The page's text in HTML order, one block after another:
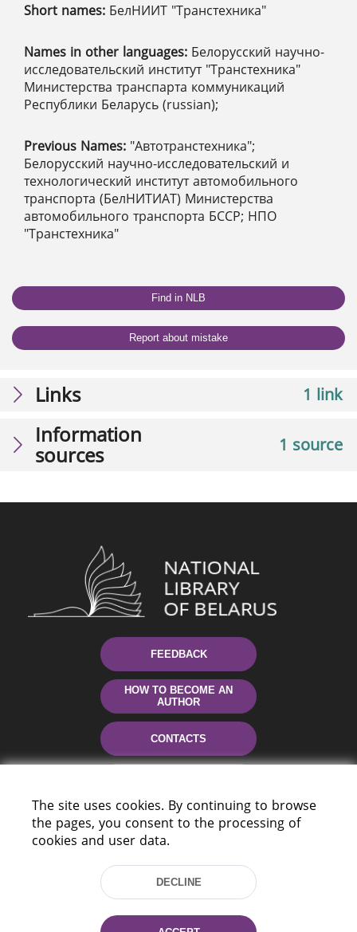
Short names: БелНИИТ "Транстехника"
Names in other languages: Белорусский научно-
исследовательский институт "Транстехника"
Министерства транспарта коммуникаций
Республики Беларусь (russian);
Previous Names: "Автотранстехника";
Белорусский научно-исследовательский и
технологический институт автомобильного
транспорта (БелНИТИАТ) Министерства
автомобильного транспорта БССР; НПО
"Транстехника"
Find in NLB
Report about mistake
1 link
Links
1 source
Information
sources
FEEDBACK
HOW TO BECOME AN
AUTHOR
CONTACTS
The site uses cookies. By continuing to browse
the pages, you consent to the processing of
cookies and user data.
DECLINE